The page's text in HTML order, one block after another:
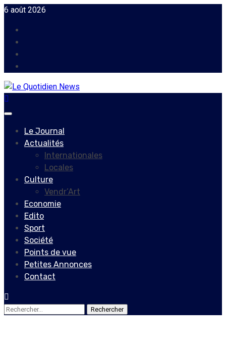
Skip
content
6 août 2026
Primary
Le Journal
Actualités
Internationales
Locales
Culture
Vendr’Art
Economie
Edito
Sport
Société
Points de vue
Petites Annonces
Contact
Rechercher :